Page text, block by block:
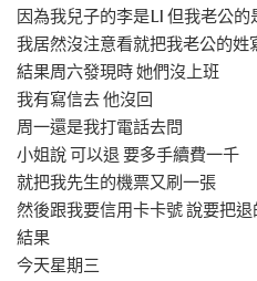
因為我兒子的李是LI 但我老公的
我居然沒注意看就把我老公的姓
結果周六發現時 她們沒上班
我有寫信去 他沒回
周一還是我打電話去問
小姐說 可以退 要多手續費一千
就把我先生的機票又刷一張
然後跟我要信用卡卡號 說要把
結果
今天星期三